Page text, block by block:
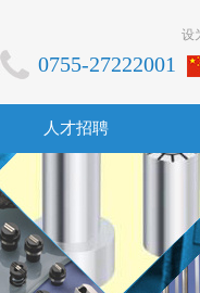
设
0755-27222001
人才招聘